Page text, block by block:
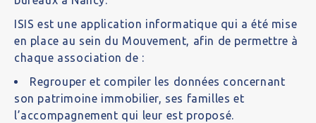
ISIS est une application informatique qui a été mise
en place au sein du Mouvement, afin de permettre à
chaque association de :
Regrouper et compiler les données concernant
son patrimoine immobilier, ses familles et
l’accompagnement qui leur est proposé.